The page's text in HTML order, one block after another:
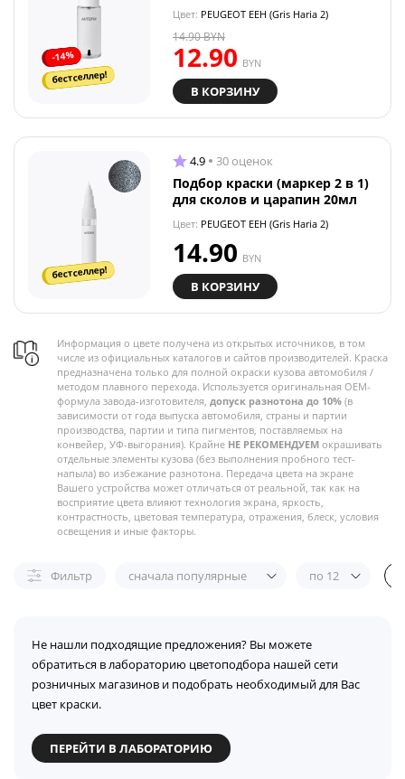
-14%
бестселлер!
Цвет: PEUGEOT EEH (Gris Haria 2)
12.90 BYN
14.90BYN
В КОРЗИНУ
бестселлер!
4.9 30 оценок
Подбор краски (маркер 2 в 1)
для сколов и царапин 20мл
Цвет: PEUGEOT EEH (Gris Haria 2)
14.90 BYN
В КОРЗИНУ
Информация о цвете получена из открытых источников, в том
числе из официальных каталогов и сайтов производителей. Краска
предназначена только для полной окраски кузова автомобиля /
методом плавного перехода. Используется оригинальная OEM-
формула завода-изготовителя, допуск разнотона до 10% (в
зависимости от года выпуска автомобиля, страны и партии
производства, партии и типа пигментов, поставляемых на
конвейер, УФ-выгорания). Крайне НЕ РЕКОМЕНДУЕМ окрашивать
отдельные элементы кузова (без выполнения пробного тест-
напыла) во избежание разнотона. Передача цвета на экране
Вашего устройства может отличаться от реальной, так как на
восприятие цвета влияют технология экрана, яркость,
контрастность, цветовая температура, отражения, блеск, условия
освещения и иные факторы.
Фильтр сначала популярные по 12
Не нашли подходящие предложения? Вы можете
обратиться в лабораторию цветоподбора нашей сети
розничных магазинов и подобрать необходимый для Вас
цвет краски.
ПЕРЕЙТИ В ЛАБОРАТОРИЮ